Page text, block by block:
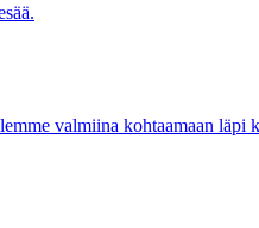
valmiina kohtaamaan